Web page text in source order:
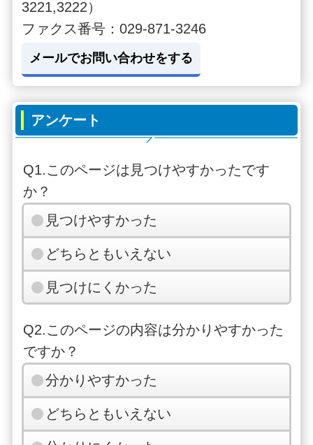
3221,3222）
ファクス番号：029-871-3246
メールでお問い合わせをする
アンケート
Q1.このページは見つけやすかったです
か？
見つけやすかった
どちらともいえない
見つけにくかった
Q2.このページの内容は分かりやすかった
ですか？
分かりやすかった
どちらともいえない